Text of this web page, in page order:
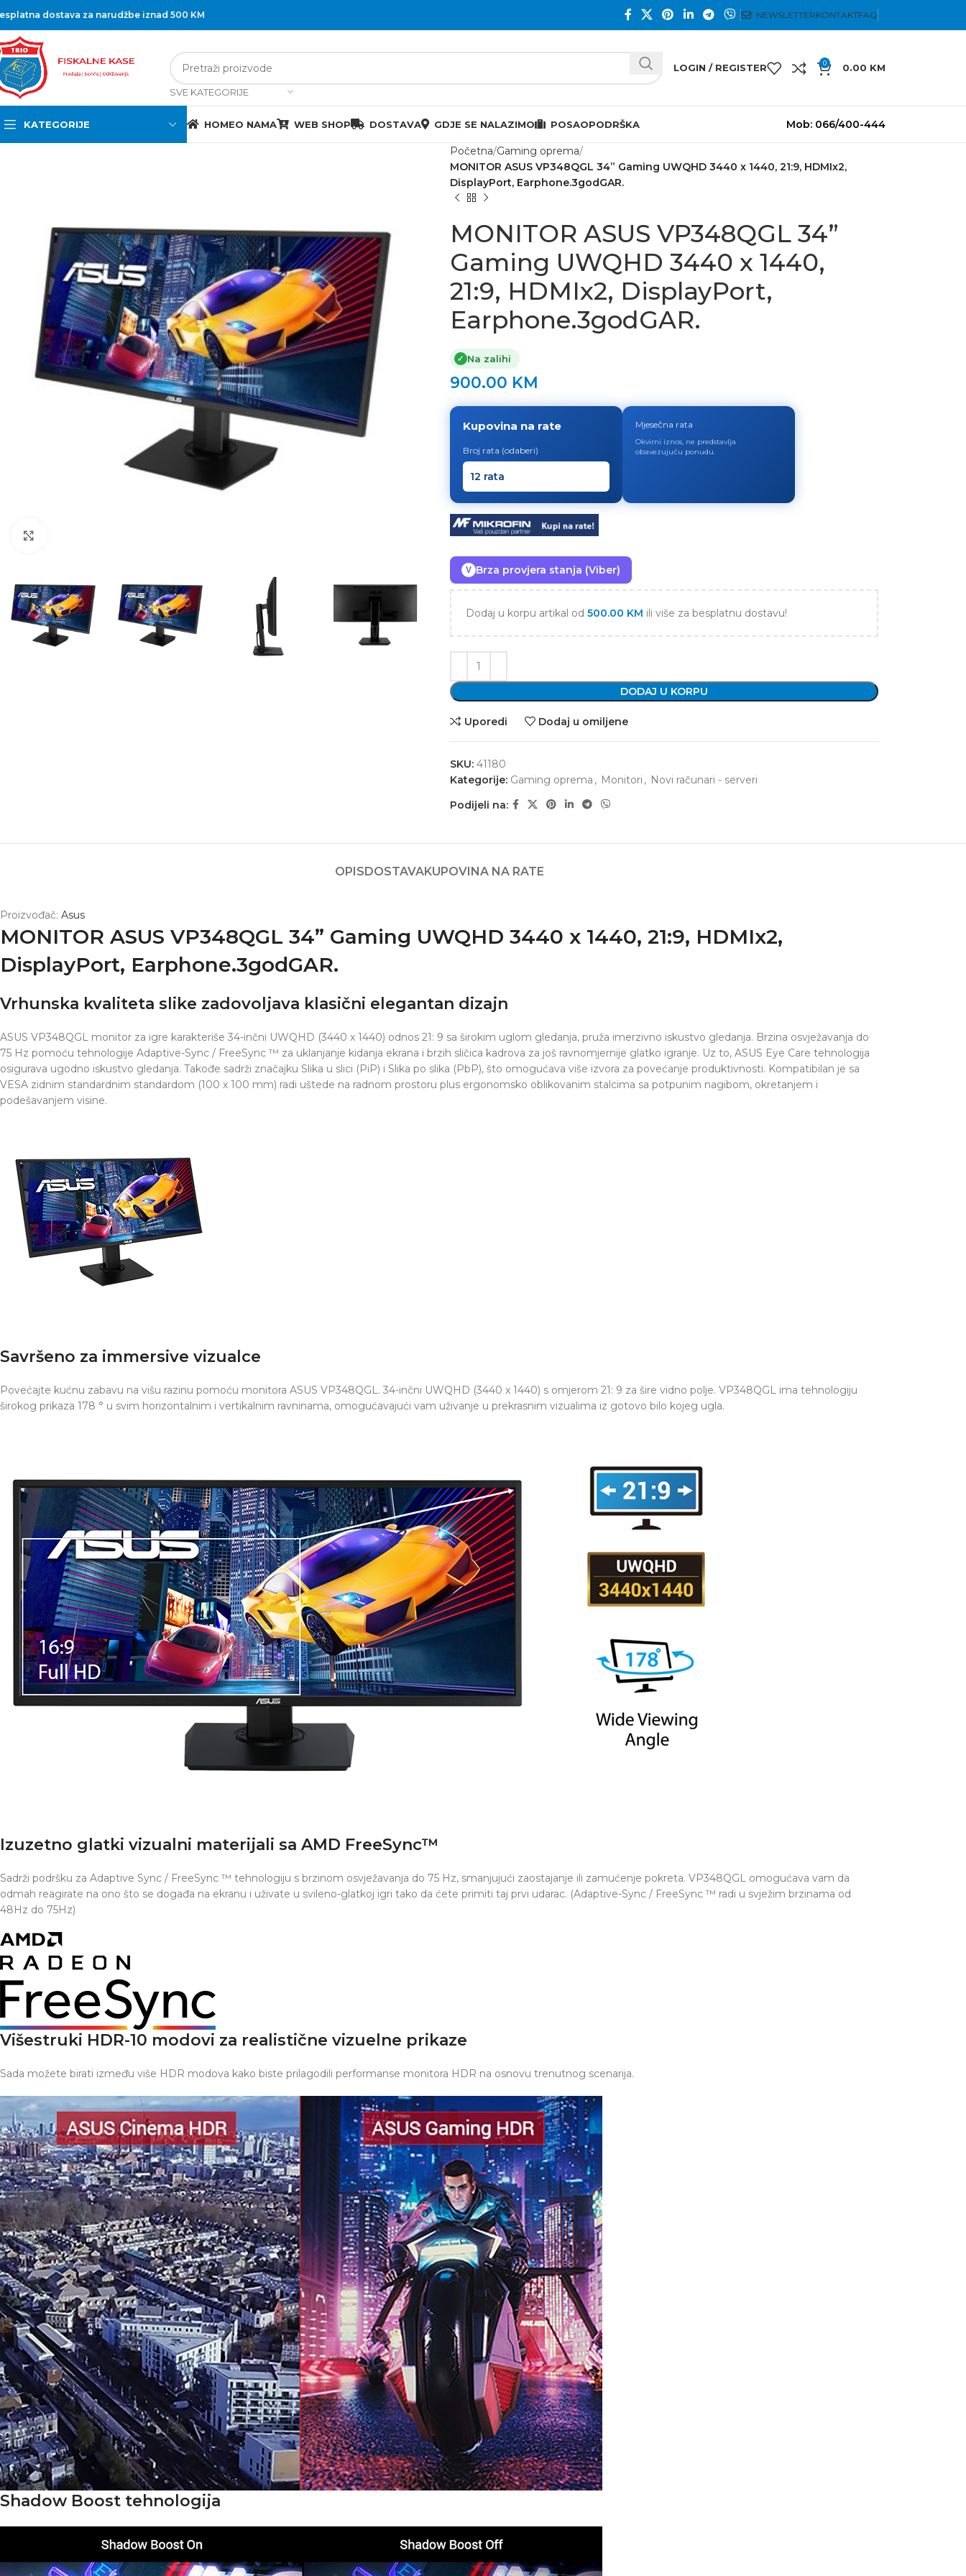
dostava za narudžbe iznad 500 KM NEWSLETTERKONTAKTFAQ
SVE KATEGORIJE
LOGIN / REGISTER 0 0.00 KM
KATEGORIJE HOMEO NAMA WEB SHOP DOSTAVA GDJE SE NALAZIMO POSAOPODRŠKA Mob: 066/400-444
Početna Gaming oprema
MONITOR ASUS VP348QGL 34” Gaming UWQHD 3440 x 1440, 21:9, HDMIx2,
DisplayPort, Earphone.3godGAR.
MONITOR ASUS VP348QGL 34”
Gaming UWQHD 3440 x 1440,
21:9, HDMIx2, DisplayPort,
Earphone.3godGAR.
✓ Na zalihi
900.00 KM
Kupovina na rate
Broj rata (odaberi)
Mjesečna rata
Okvirni iznos, ne predstavlja
obavezujuću ponudu.
V Brza provjera stanja (Viber)
Dodaj u korpu artikal od 500.00 KM ili više za besplatnu dostavu!
DODAJ U KORPU
Uporedi Dodaj u omiljene
SKU: 41180
Kategorije: Gaming oprema , Monitori , Novi računari - serveri
Podijeli na:
OPISDOSTAVAKUPOVINA NA RATE
Proizvođač: Asus
MONITOR ASUS VP348QGL 34” Gaming UWQHD 3440 x 1440, 21:9, HDMIx2,
DisplayPort, Earphone.3godGAR.
Vrhunska kvaliteta slike zadovoljava klasični elegantan dizajn
ASUS VP348QGL monitor za igre karakteriše 34-inčni UWQHD (3440 x 1440) odnos 21: 9 sa širokim uglom gledanja, pruža imerzivno iskustvo gledanja. Brzina osvježavanja do
75 Hz pomoću tehnologije Adaptive-Sync / FreeSync ™ za uklanjanje kidanja ekrana i brzih sličica kadrova za još ravnomjernije glatko igranje. Uz to, ASUS Eye Care tehnologija
osigurava ugodno iskustvo gledanja. Takođe sadrži značajku Slika u slici (PiP) i Slika po slika (PbP), što omogućava više izvora za povećanje produktivnosti. Kompatibilan je sa
VESA zidnim standardnim standardom (100 x 100 mm) radi uštede na radnom prostoru plus ergonomsko oblikovanim stalcima sa potpunim nagibom, okretanjem i
podešavanjem visine.
Savršeno za immersive vizualce
Povećajte kućnu zabavu na višu razinu pomoću monitora ASUS VP348QGL. 34-inčni UWQHD (3440 x 1440) s omjerom 21: 9 za šire vidno polje. VP348QGL ima tehnologiju
širokog prikaza 178 ° u svim horizontalnim i vertikalnim ravninama, omogućavajući vam uživanje u prekrasnim vizualima iz gotovo bilo kojeg ugla.
Izuzetno glatki vizualni materijali sa AMD FreeSync™
Sadrži podršku za Adaptive Sync / FreeSync ™ tehnologiju s brzinom osvježavanja do 75 Hz, smanjujući zaostajanje ili zamućenje pokreta. VP348QGL omogućava vam da
odmah reagirate na ono što se događa na ekranu i uživate u svileno-glatkoj igri tako da ćete primiti taj prvi udarac. (Adaptive-Sync / FreeSync ™ radi u svježim brzinama od
48Hz do 75Hz)
Višestruki HDR-10 modovi za realistične vizuelne prikaze
Sada možete birati između više HDR modova kako biste prilagodili performanse monitora HDR na osnovu trenutnog scenarija.
Shadow Boost tehnologija